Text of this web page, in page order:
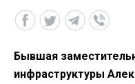
Бывшая
инфраструктуры